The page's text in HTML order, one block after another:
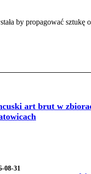
by propagować sztukę
art brut w
08-31